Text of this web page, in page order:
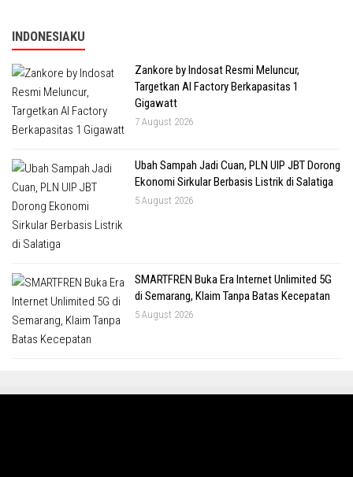
INDONESIAKU
Zankore by Indosat Resmi Meluncur,
Targetkan AI Factory Berkapasitas 1
Gigawatt
7 August 2026
Ubah Sampah Jadi Cuan, PLN UIP JBT Dorong
Ekonomi Sirkular Berbasis Listrik di Salatiga
5 August 2026
SMARTFREN Buka Era Internet Unlimited 5G
di Semarang, Klaim Tanpa Batas Kecepatan
5 August 2026